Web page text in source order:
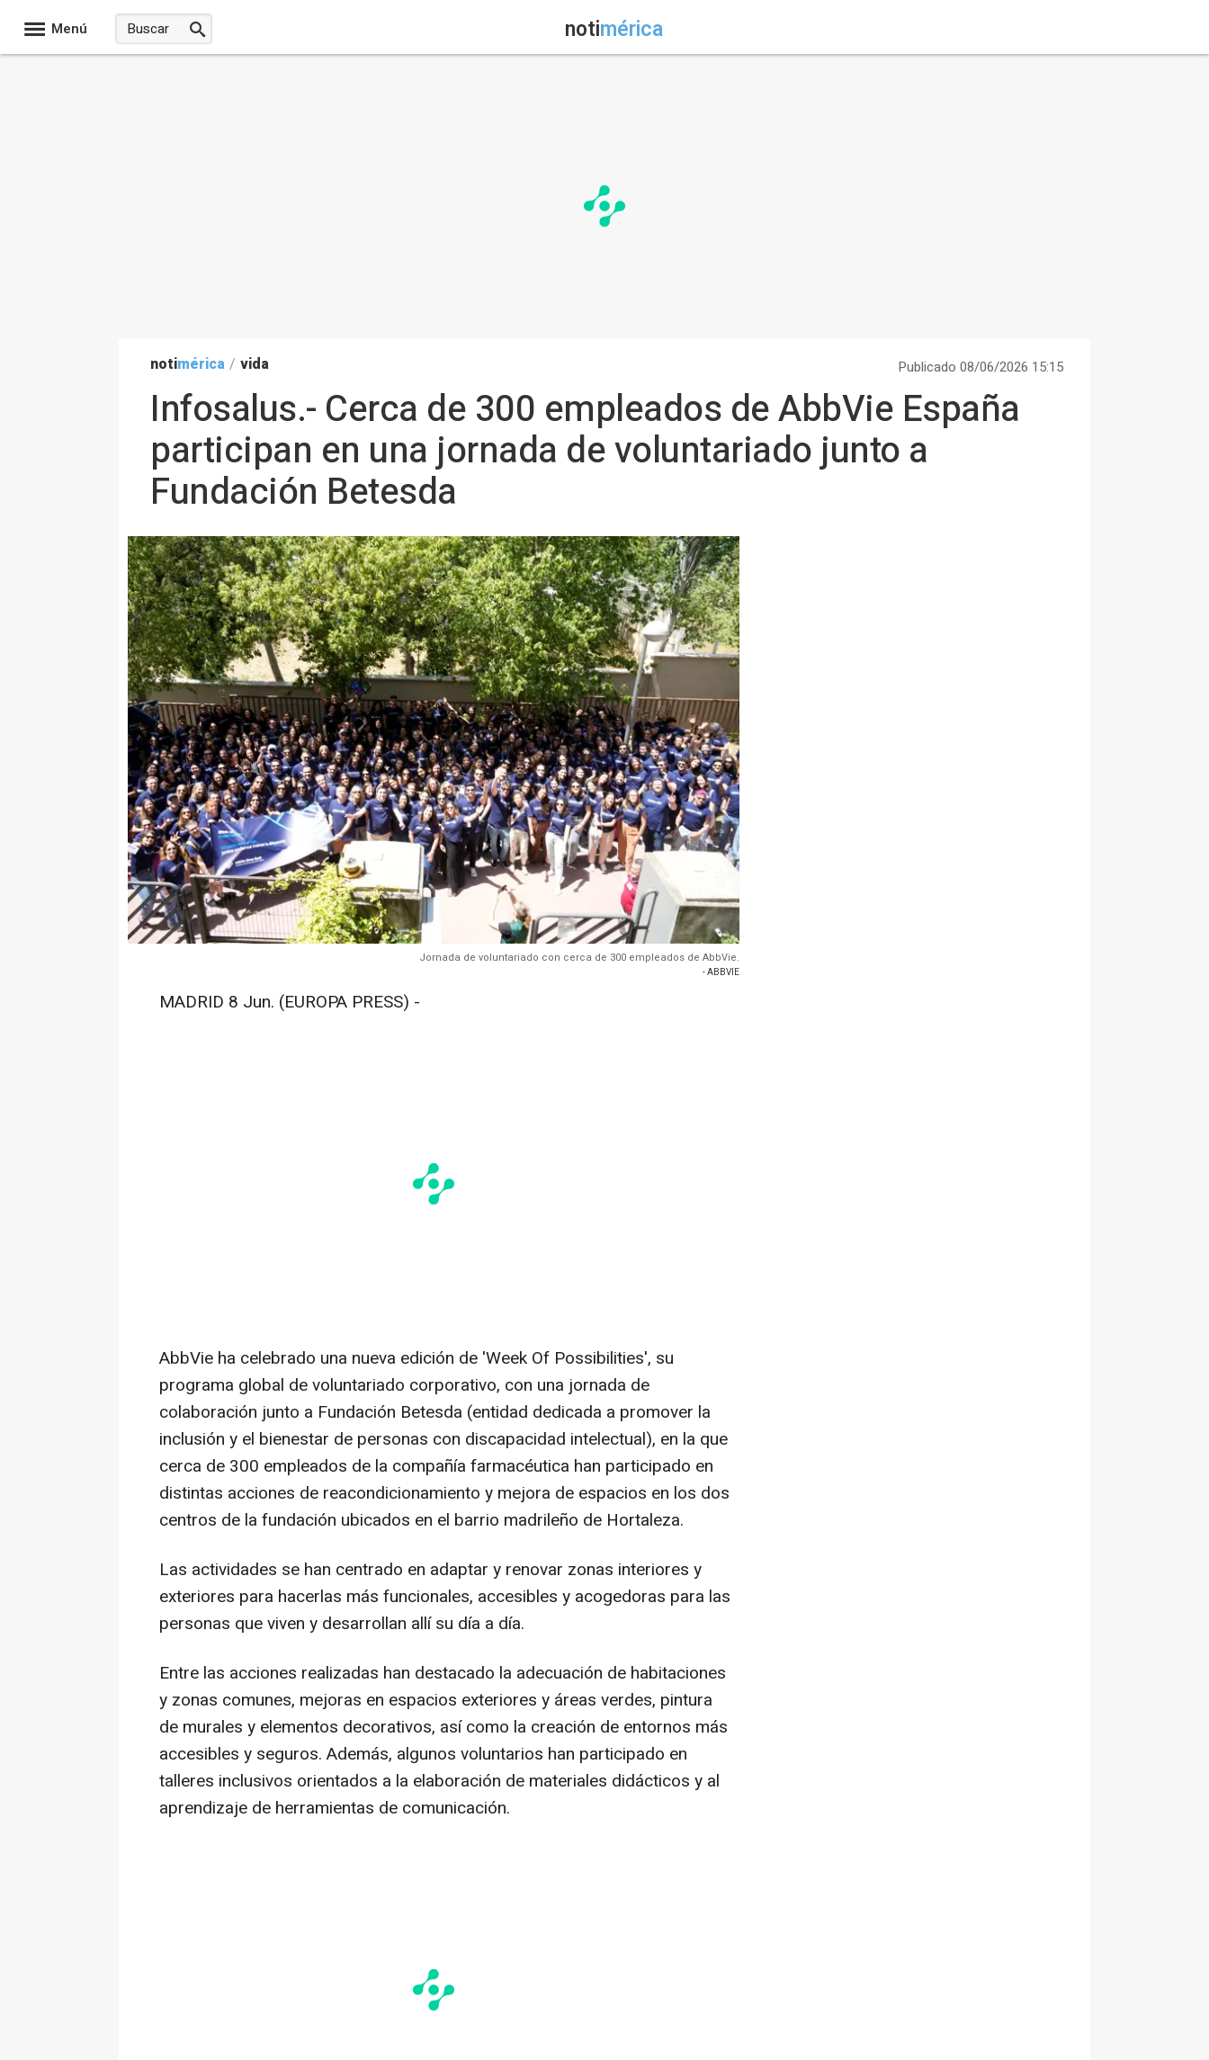
Menú notimérica
notimérica / vida Publicado 08/06/2026 15:15
Infosalus.- Cerca de 300 empleados de AbbVie España
participan en una jornada de voluntariado junto a
Fundación Betesda
Jornada de voluntariado con cerca de 300 empleados de AbbVie.
- ABBVIE
MADRID 8 Jun. (EUROPA PRESS) -
AbbVie ha celebrado una nueva edición de 'Week Of Possibilities', su
programa global de voluntariado corporativo, con una jornada de
colaboración junto a Fundación Betesda (entidad dedicada a promover la
inclusión y el bienestar de personas con discapacidad intelectual), en la que
cerca de 300 empleados de la compañía farmacéutica han participado en
distintas acciones de reacondicionamiento y mejora de espacios en los dos
centros de la fundación ubicados en el barrio madrileño de Hortaleza.
Las actividades se han centrado en adaptar y renovar zonas interiores y
exteriores para hacerlas más funcionales, accesibles y acogedoras para las
personas que viven y desarrollan allí su día a día.
Entre las acciones realizadas han destacado la adecuación de habitaciones
y zonas comunes, mejoras en espacios exteriores y áreas verdes, pintura
de murales y elementos decorativos, así como la creación de entornos más
accesibles y seguros. Además, algunos voluntarios han participado en
talleres inclusivos orientados a la elaboración de materiales didácticos y al
aprendizaje de herramientas de comunicación.